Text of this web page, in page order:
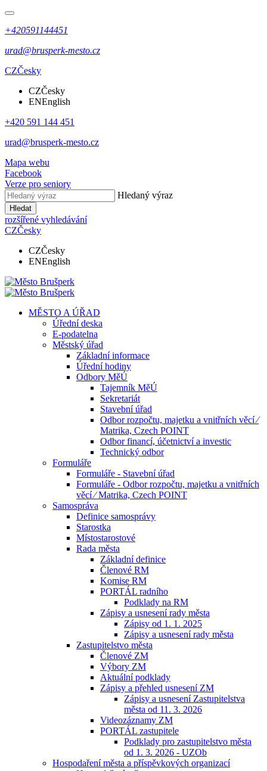
+420591144451
urad@brusperk-mesto.cz
CZČesky
CZČesky
ENEnglish
+420 591 144 451
urad@brusperk-mesto.cz
Mapa webu
Facebook
Verze pro seniory
Hledaný výraz
Hledat
rozšířené vyhledávání
CZČesky
CZČesky
ENEnglish
MĚSTO A ÚŘAD
Úřední deska
E-podatelna
Městský úřad
Základní informace
Úřední hodiny
Odbory MěÚ
Tajemník MěÚ
Sekretariát
Stavební úřad
Odbor rozpočtu, majetku a vnitřních věcí ⁄
Matrika, Czech POINT
Odbor financí, účetnictví a investic
Technický odbor
Formuláře
Formuláře - Stavební úřad
Formuláře - Odbor rozpočtu, majetku a vnitřních
věcí ⁄ Matrika, Czech POINT
Samospráva
Definice samosprávy
Starostka
Místostarostové
Rada města
Základní definice
Členové RM
Komise RM
PORTÁL radního
Podklady na RM
Zápisy a usnesení rady města
Zápisy od 1. 1. 2025
Zápisy a usnesení rady města
Zastupitelstvo města
Členové ZM
Výbory ZM
Aktuální podklady
Zápisy a přehled usnesení ZM
Zápisy a usnesení Zastupitelstva
města od 11. 3. 2026
Videozáznamy ZM
PORTÁL zastupitele
Podklady pro zastupitelstvo města
od 1. 3. 2026 - UZOb
Hospodaření města a příspěvkových organizací